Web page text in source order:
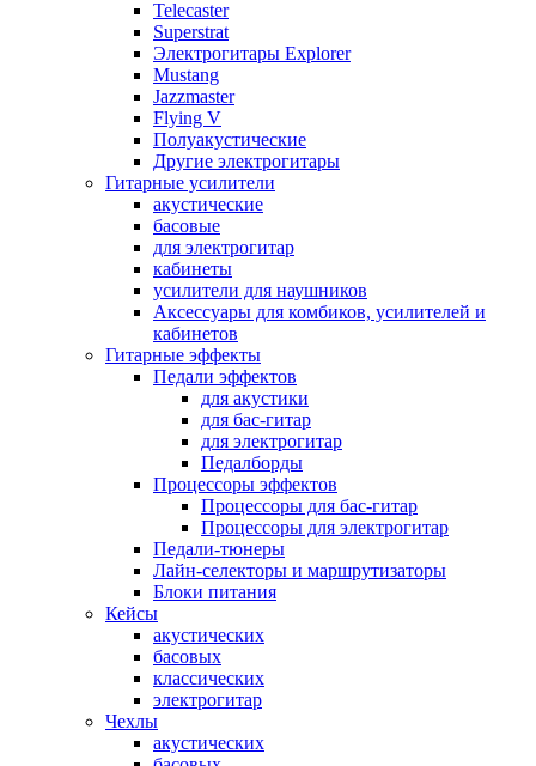
Telecaster
Superstrat
Электрогитары Explorer
Mustang
Jazzmaster
Flying V
Полуакустические
Другие электрогитары
Гитарные усилители
акустические
басовые
для электрогитар
кабинеты
усилители для наушников
Аксессуары для комбиков, усилителей и
кабинетов
Гитарные эффекты
Педали эффектов
для акустики
для бас-гитар
для электрогитар
Педалборды
Процессоры эффектов
Процессоры для бас-гитар
Процессоры для электрогитар
Педали-тюнеры
Лайн-селекторы и маршрутизаторы
Блоки питания
Кейсы
акустических
басовых
классических
электрогитар
Чехлы
акустических